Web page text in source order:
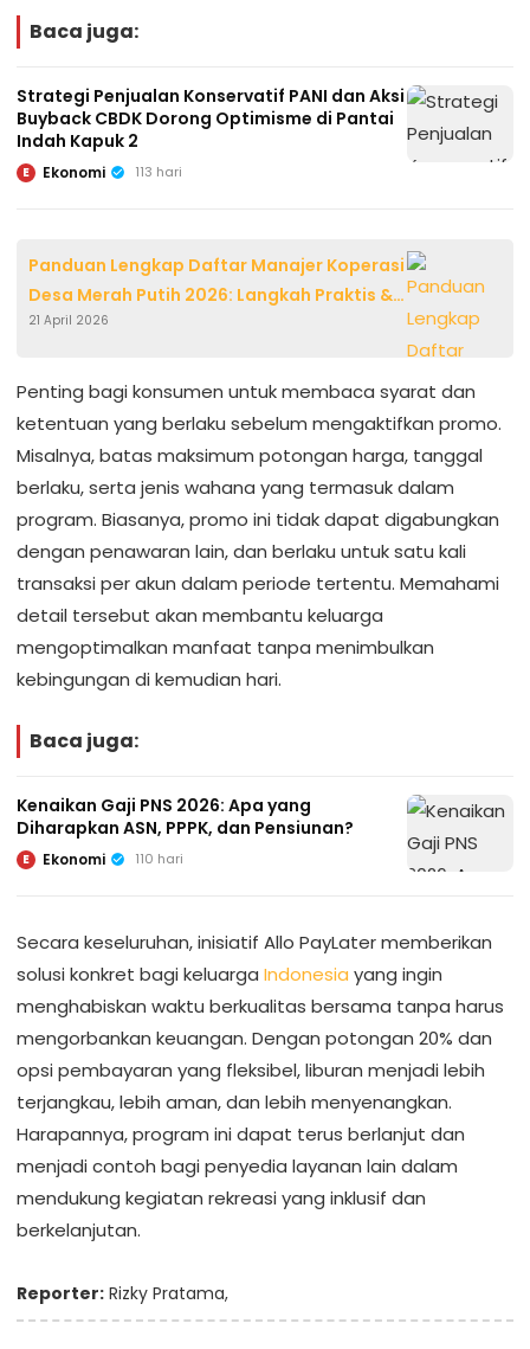
Baca juga:
Strategi Penjualan Konservatif PANI dan Aksi
Buyback CBDK Dorong Optimisme di Pantai
Indah Kapuk 2
E Ekonomi 113 hari
Panduan Lengkap Daftar Manajer Koperasi
Desa Merah Putih 2026: Langkah Praktis &
Jadwal
21 April 2026
Penting bagi konsumen untuk membaca syarat dan
ketentuan yang berlaku sebelum mengaktifkan promo.
Misalnya, batas maksimum potongan harga, tanggal
berlaku, serta jenis wahana yang termasuk dalam
program. Biasanya, promo ini tidak dapat digabungkan
dengan penawaran lain, dan berlaku untuk satu kali
transaksi per akun dalam periode tertentu. Memahami
detail tersebut akan membantu keluarga
mengoptimalkan manfaat tanpa menimbulkan
kebingungan di kemudian hari.
Baca juga:
Kenaikan Gaji PNS 2026: Apa yang
Diharapkan ASN, PPPK, dan Pensiunan?
E Ekonomi 110 hari
Secara keseluruhan, inisiatif Allo PayLater memberikan
solusi konkret bagi keluarga Indonesia yang ingin
menghabiskan waktu berkualitas bersama tanpa harus
mengorbankan keuangan. Dengan potongan 20% dan
opsi pembayaran yang fleksibel, liburan menjadi lebih
terjangkau, lebih aman, dan lebih menyenangkan.
Harapannya, program ini dapat terus berlanjut dan
menjadi contoh bagi penyedia layanan lain dalam
mendukung kegiatan rekreasi yang inklusif dan
berkelanjutan.
Reporter: Rizky Pratama,